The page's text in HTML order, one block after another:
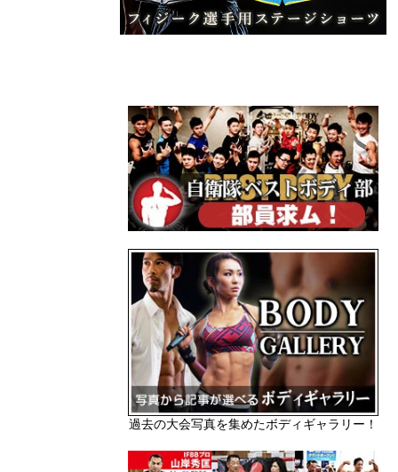
過去の大会写真を集めたボディギャラリー！